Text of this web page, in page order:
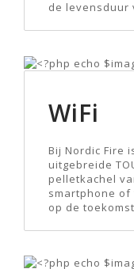
de levensduur
WiFi
Bij Nordic Fire
uitgebreide
pelletkachel
smartphone
op de